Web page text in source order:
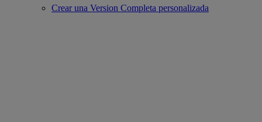
Crear una Version Completa personalizada